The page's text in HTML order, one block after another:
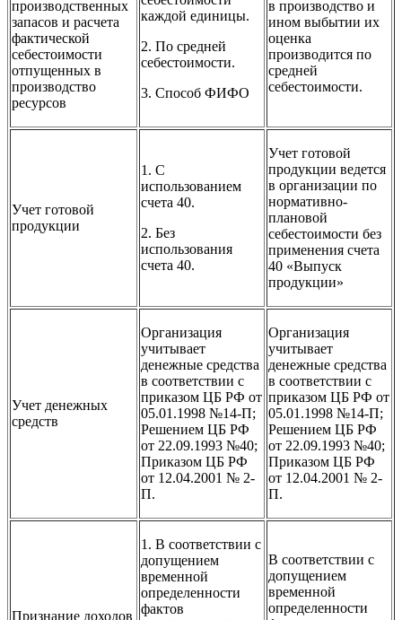
производственных
запасов и расчета
фактической
себестоимости
отпущенных в
производство
ресурсов
каждой единицы.
2. По средней
себестоимости.
3. Способ ФИФО
в производство и
ином выбытии их
оценка
производится по
средней
себестоимости.
Учет готовой
продукции
1. С
использованием
счета 40.
2. Без
использования
счета 40.
Учет готовой
продукции ведется
в организации по
нормативно-
плановой
себестоимости без
применения счета
40 «Выпуск
продукции»
Учет денежных
средств
Организация
учитывает
денежные средства
в соответствии с
приказом ЦБ РФ от
05.01.1998 №14-П;
Решением ЦБ РФ
от 22.09.1993 №40;
Приказом ЦБ РФ
от 12.04.2001 № 2-
П.
Организация
учитывает
денежные средства
в соответствии с
приказом ЦБ РФ от
05.01.1998 №14-П;
Решением ЦБ РФ
от 22.09.1993 №40;
Приказом ЦБ РФ
от 12.04.2001 № 2-
П.
Признание доходов
1. В соответствии с
допущением
временной
определенности
фактов
В соответствии с
допущением
временной
определенности